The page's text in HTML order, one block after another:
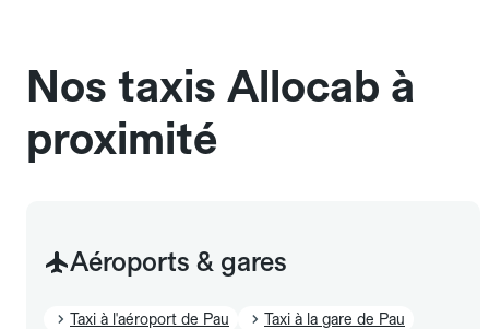
Nos taxis Allocab à
proximité
Aéroports & gares
Taxi à l'aéroport de Pau Taxi à la gare de Pau